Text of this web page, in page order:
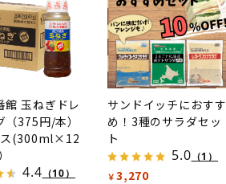
館 玉ねぎドレ
（375円/本）
ス(300ml×12
4.4 （10）
サンドイッチにおすす
め！3種のサラダセッ
ト
5.0 （1）
￥ 3,270